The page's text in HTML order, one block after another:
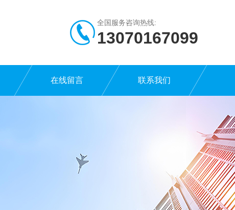
全国服务咨询热线:
13070167099
在线留言 联系我们